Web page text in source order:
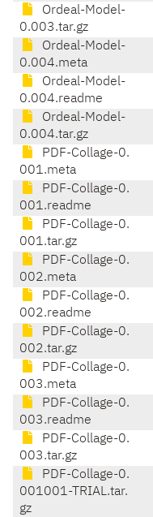
Ordeal-Model-
0.003.tar.gz
Ordeal-Model-
0.004.meta
Ordeal-Model-
0.004.readme
Ordeal-Model-
0.004.tar.gz
PDF-Collage-0.
001.meta
PDF-Collage-0.
001.readme
PDF-Collage-0.
001.tar.gz
PDF-Collage-0.
002.meta
PDF-Collage-0.
002.readme
PDF-Collage-0.
002.tar.gz
PDF-Collage-0.
003.meta
PDF-Collage-0.
003.readme
PDF-Collage-0.
003.tar.gz
PDF-Collage-0.
001001-TRIAL.tar.
gz